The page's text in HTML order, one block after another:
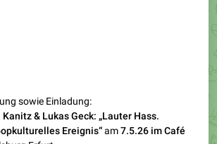
sowie Einladung:
& Lukas Geck: „Lauter Hass.
Ereignis“am7.5.26 im Café